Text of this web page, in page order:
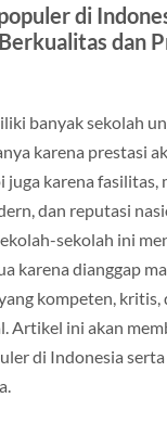
di
dan
banyak sekolah
karena prestasi
juga karena fasilitas,
dan reputasi
sekolah ini
karena dianggap
kompeten, kritis,
Artikel ini akan
di Indonesia